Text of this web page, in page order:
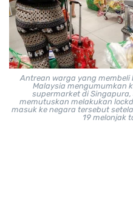
Antrean warga yang
Malaysia mengumumkan
supermarket di
memutuskan melakukan
masuk ke negara tersebut
19 melonjak